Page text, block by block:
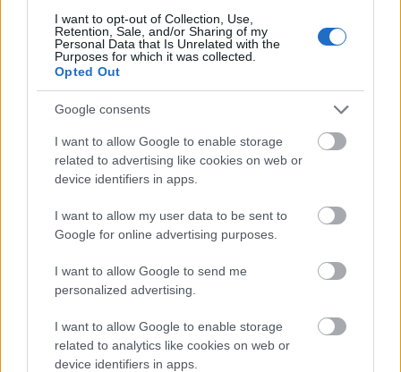
I want to opt-out of Collection, Use,
Retention, Sale, and/or Sharing of my
Personal Data that Is Unrelated with the
Purposes for which it was collected.
Opted Out
Google consents
I want to allow Google to enable storage
related to advertising like cookies on web or
device identifiers in apps.
I want to allow my user data to be sent to
Google for online advertising purposes.
I want to allow Google to send me
personalized advertising.
I want to allow Google to enable storage
related to analytics like cookies on web or
device identifiers in apps.
Walmer
17 éve
@fetyiszov: Gyulai Miki szerintem egy kiváló figura,
való. Mikor a stúdióban Balogh Tiborral "elemeztek"
az szörnyű volt.
Máté Palit is bírom, kivéve akkor, mikor el nem kezdi
az idióta poénjait nyomni.
Az ideális felállás a stúdióban mindenképpen Spiller
meg egy "szakértő" legyen az Levi, vagy Ancsin Jani,
vagy akárki.
Spiller ugyanis remekül tudja beszéltetni a partnert
és tényleg olyanokat kérdez tőlük, amit én is
megkérdeznék, ráadásul, mivel qrvára ért ahhoz,